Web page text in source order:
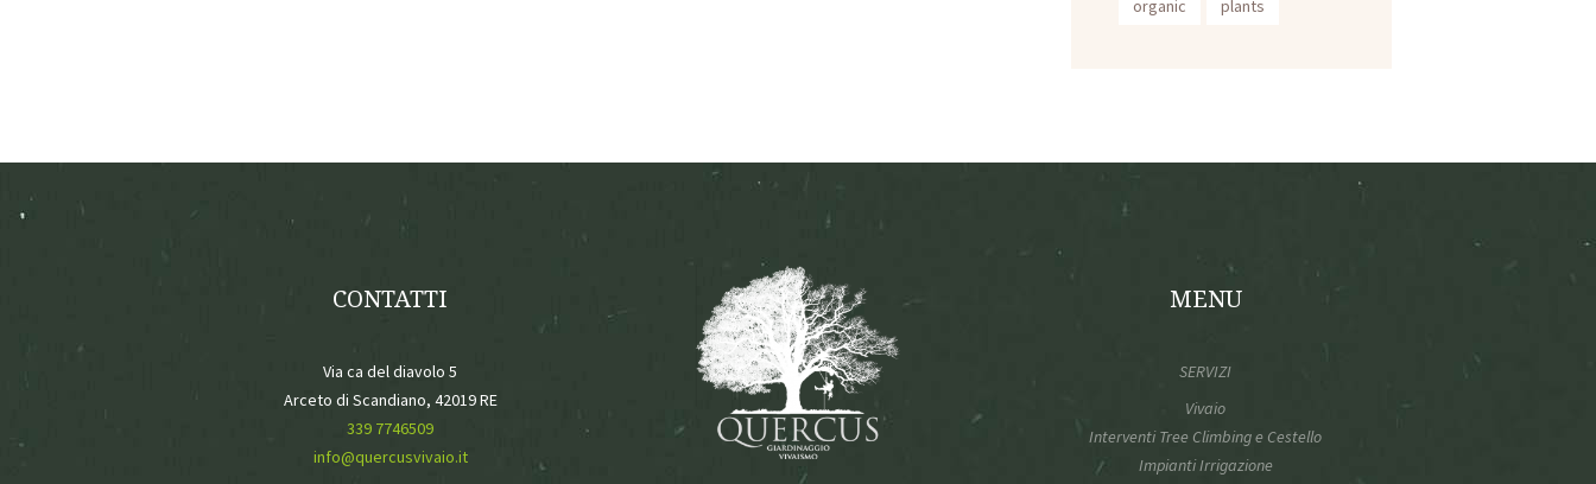
organic plants
CONTATTI
Via ca del diavolo 5
Arceto di Scandiano, 42019 RE
339 7746509
info@quercusvivaio.it
MENU
SERVIZI
Vivaio
Interventi Tree Climbing e Cestello
Impianti Irrigazione